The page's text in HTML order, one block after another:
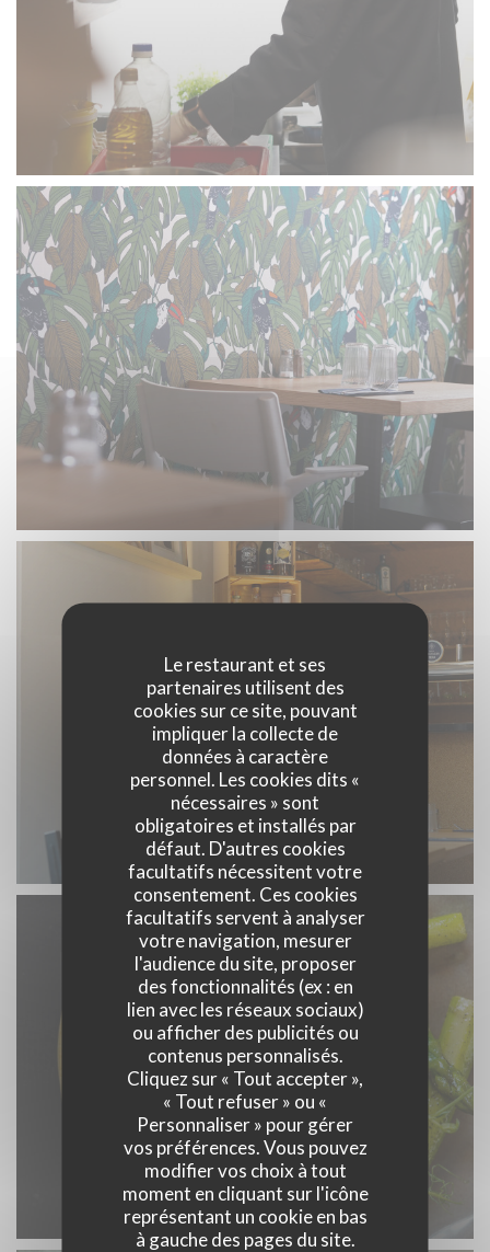
Le restaurant et ses
partenaires utilisent des
cookies sur ce site, pouvant
impliquer la collecte de
données à caractère
personnel. Les cookies dits «
nécessaires » sont
obligatoires et installés par
défaut. D'autres cookies
facultatifs nécessitent votre
consentement. Ces cookies
facultatifs servent à analyser
votre navigation, mesurer
l'audience du site, proposer
des fonctionnalités (ex : en
lien avec les réseaux sociaux)
ou afficher des publicités ou
contenus personnalisés.
Cliquez sur « Tout accepter »,
« Tout refuser » ou «
Personnaliser » pour gérer
vos préférences. Vous pouvez
modifier vos choix à tout
moment en cliquant sur l'icône
représentant un cookie en bas
à gauche des pages du site.